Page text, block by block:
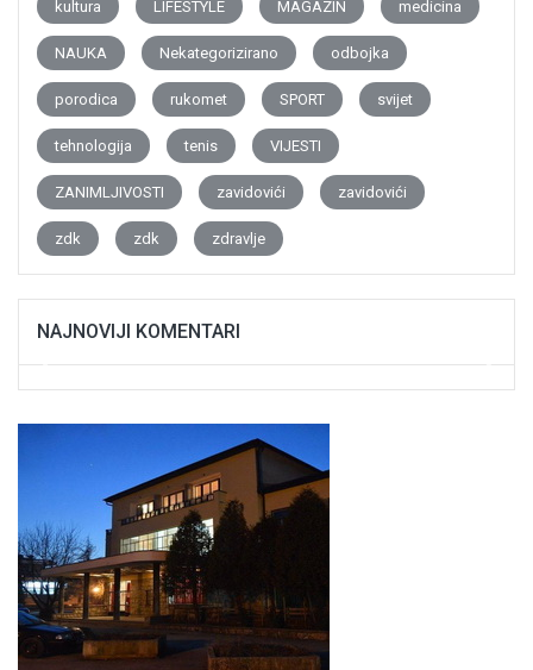
kultura LIFESTYLE MAGAZIN medicina
NAUKA Nekategorizirano odbojka
porodica rukomet SPORT svijet
tehnologija tenis VIJESTI
ZANIMLJIVOSTI zavidovići zavidovići
zdk zdk zdravlje
NAJNOVIJI KOMENTARI